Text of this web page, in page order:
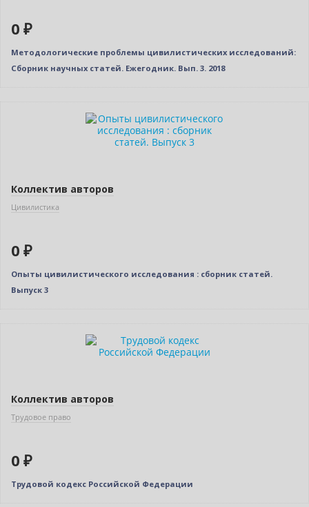
0 ₽
Методологические проблемы цивилистических исследований:
Сборник научных статей. Ежегодник. Вып. 3. 2018
Коллектив авторов
Цивилистика
0 ₽
Опыты цивилистического исследования : сборник статей.
Выпуск 3
Коллектив авторов
Трудовое право
0 ₽
Трудовой кодекс Российской Федерации